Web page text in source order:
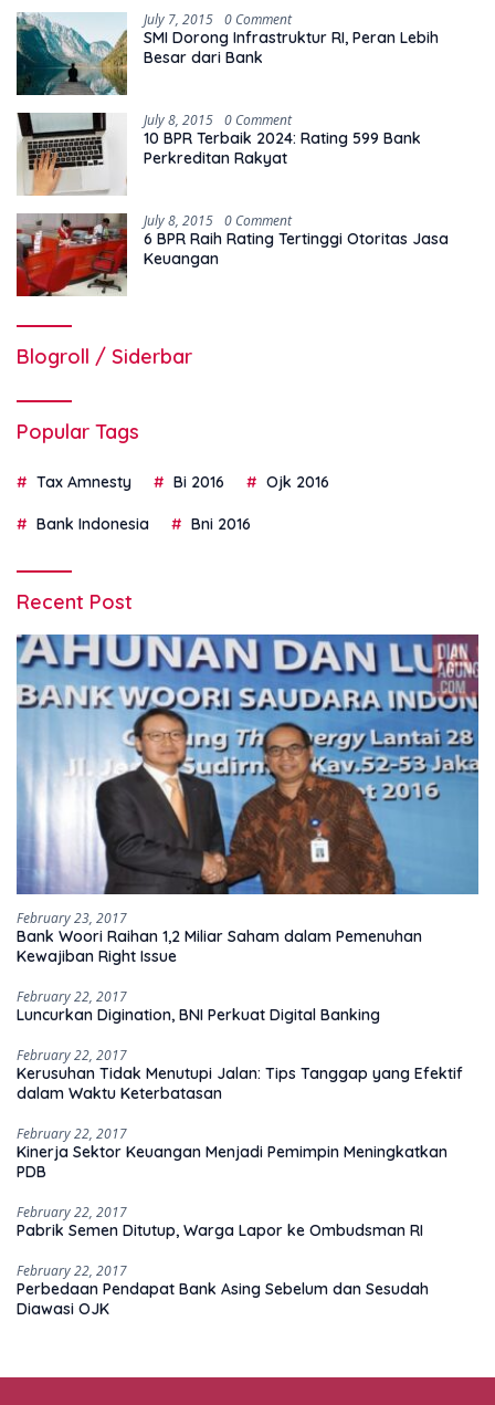
July 7, 2015 0 Comment
SMI Dorong Infrastruktur RI, Peran Lebih
Besar dari Bank
July 8, 2015 0 Comment
10 BPR Terbaik 2024: Rating 599 Bank
Perkreditan Rakyat
July 8, 2015 0 Comment
6 BPR Raih Rating Tertinggi Otoritas Jasa
Keuangan
Blogroll / Siderbar
Popular Tags
Tax Amnesty Bi 2016 Ojk 2016
Bank Indonesia Bni 2016
Recent Post
February 23, 2017
Bank Woori Raihan 1,2 Miliar Saham dalam Pemenuhan
Kewajiban Right Issue
February 22, 2017
Luncurkan Digination, BNI Perkuat Digital Banking
February 22, 2017
Kerusuhan Tidak Menutupi Jalan: Tips Tanggap yang Efektif
dalam Waktu Keterbatasan
February 22, 2017
Kinerja Sektor Keuangan Menjadi Pemimpin Meningkatkan
PDB
February 22, 2017
Pabrik Semen Ditutup, Warga Lapor ke Ombudsman RI
February 22, 2017
Perbedaan Pendapat Bank Asing Sebelum dan Sesudah
Diawasi OJK